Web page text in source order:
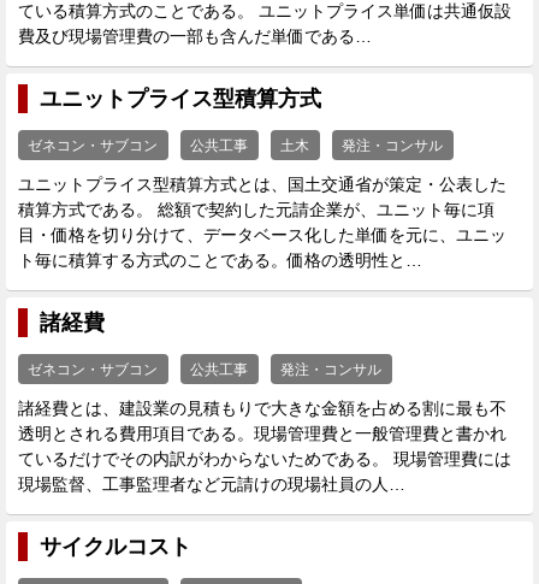
ている積算方式のことである。 ユニットプライス単価は共通仮設
費及び現場管理費の一部も含んだ単価である…
ユニットプライス型積算方式
ゼネコン・サブコン 公共工事 土木 発注・コンサル
ユニットプライス型積算方式とは、国土交通省が策定・公表した
積算方式である。 総額で契約した元請企業が、ユニット毎に項
目・価格を切り分けて、データベース化した単価を元に、ユニッ
ト毎に積算する方式のことである。価格の透明性と…
諸経費
ゼネコン・サブコン 公共工事 発注・コンサル
諸経費とは、建設業の見積もりで大きな金額を占める割に最も不
透明とされる費用項目である。現場管理費と一般管理費と書かれ
ているだけでその内訳がわからないためである。 現場管理費には
現場監督、工事監理者など元請けの現場社員の人…
サイクルコスト